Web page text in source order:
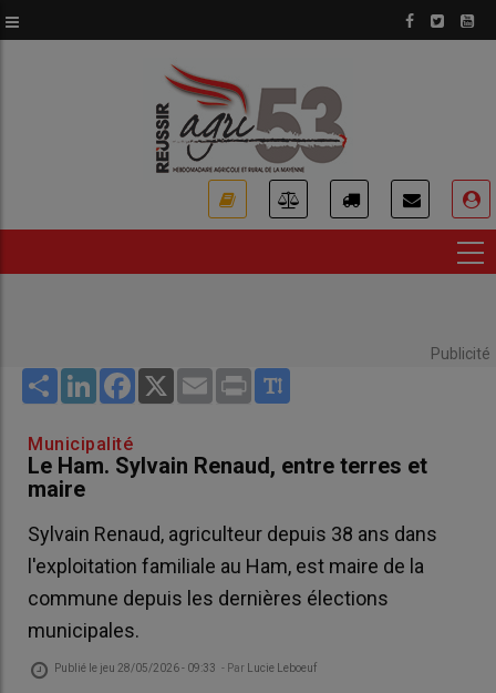
au
Publicité
Share LinkedInFacebook
X Email Print
Municipalité
Le Ham. Sylvain Renaud, entre terres et
maire
Sylvain Renaud, agriculteur depuis 38 ans dans
l'exploitation familiale au Ham, est maire de la
commune depuis les dernières élections
municipales.
Publié le jeu 28/05/2026 - 09:33 - Par Lucie Leboeuf